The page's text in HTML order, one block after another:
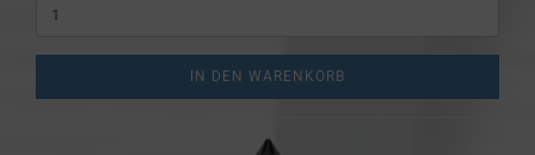
IN DEN WARENKORB